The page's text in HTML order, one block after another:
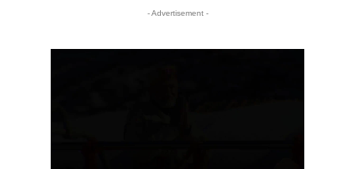
- Advertisement -